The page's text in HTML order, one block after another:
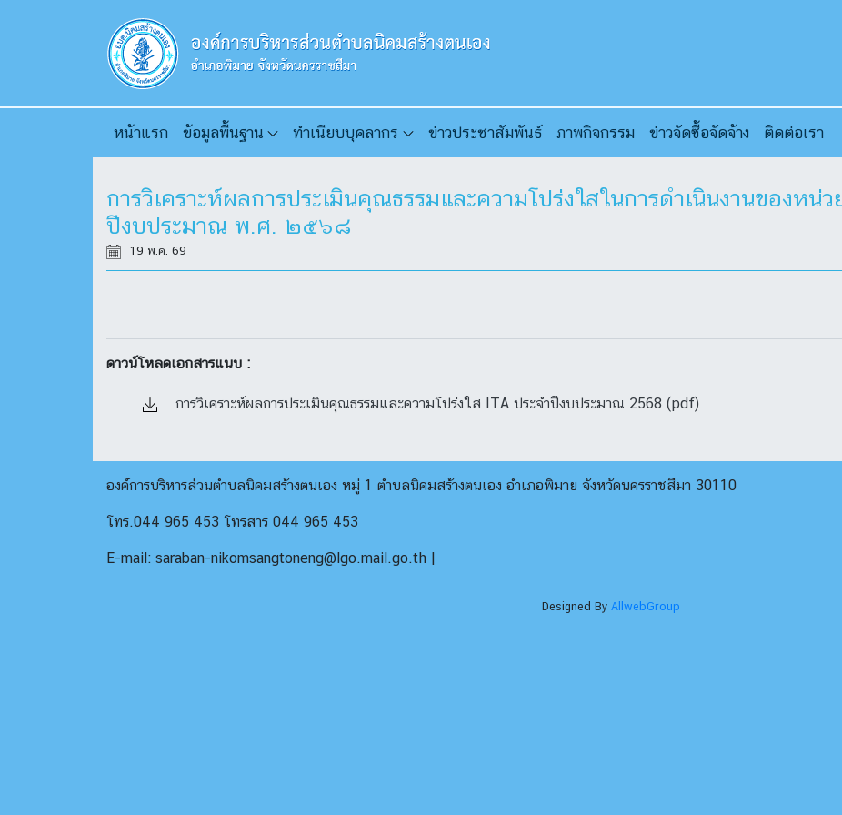
หน้าแรก ข้อมูลพื้นฐาน ทำเนียบบุคลากร ข่าวประชาสัมพันธ์ ภาพกิจกรรม ข่าวจัดซื้อจัดจ้าง ติดต่อเรา
การวิเคราะห์ผลการประเมินคุณธรรมและความโปร่งใสในการดำเนินงานของหน่
ปีงบประมาณ พ.ศ. ๒๕๖๘
19 พ.ค. 69
ดาวน์โหลดเอกสารแนบ :
การวิเคราะห์ผลการประเมินคุณธรรมและความโปร่งใส ITA ประจำปีงบประมาณ 2568 (pdf)
องค์การบริหารส่วนตำบลนิคมสร้างตนเอง หมู่ 1 ตำบลนิคมสร้างตนเอง อำเภอพิมาย จังหวัดนครราชสีมา 30110
โทร.044 965 453 โทรสาร 044 965 453
E-mail: saraban-nikomsangtoneng@lgo.mail.go.th |
Designed By AllwebGroup